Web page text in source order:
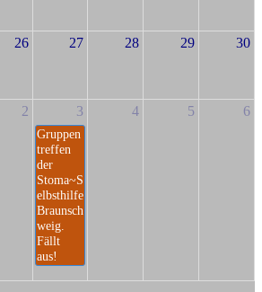
26 27 28 29 30
2 3
Gruppen
treffen
der
Stoma~S
elbsthilfe
Braunsch
weig.
Fällt
aus!
4 5 6